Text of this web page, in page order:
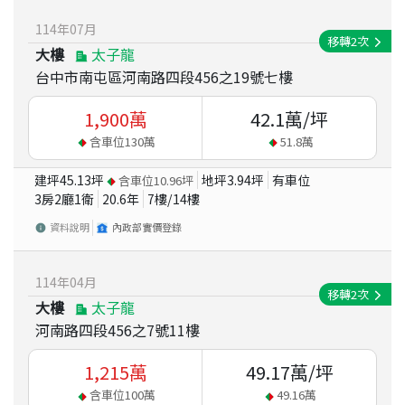
114年07月
大樓
太子龍
台中市南屯區河南路四段456之19號七樓
移轉2次
1,900萬
含車位130萬
42.1萬/坪
51.8萬
建坪45.13坪 含車位10.96坪 地坪3.94坪 有車位
3房2廳1衛 20.6年 7樓/14樓
資料說明 內政部實價登錄
114年04月
大樓
太子龍
河南路四段456之7號11樓
移轉2次
1,215萬
含車位100萬
49.17萬/坪
49.16萬